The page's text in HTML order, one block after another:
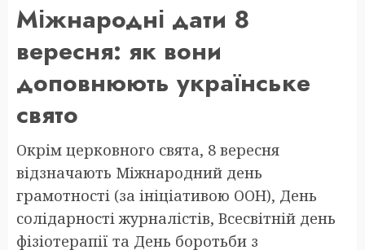
Міжнародні дати 8
вересня: як вони
доповнюють українське
свято
Окрім церковного свята, 8 вересня
відзначають Міжнародний день
грамотності (за ініціативою ООН), День
солідарності журналістів, Всесвітній день
фізіотерапії та День боротьби з